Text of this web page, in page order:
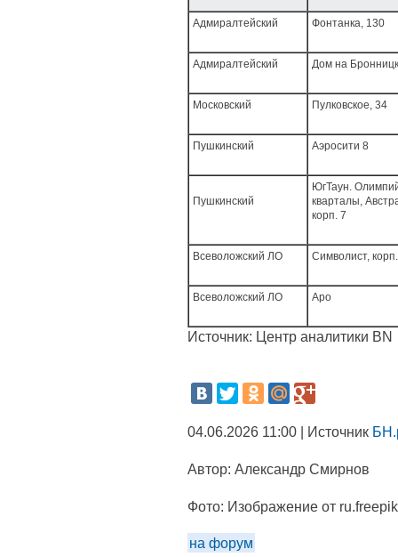
Адмиралтейский Фонтанка, 130
Адмиралтейский Дом на
Московский Пулковское, 34
Пушкинский Аэросити 8
Пушкинский
ЮгТаун.
кварталы,
корп. 7
Всеволожский ЛО Символист,
Всеволожский ЛО Аро
Источник: Центр аналитики BN
04.06.2026 11:00 | Источник
Автор: Александр Смирнов
Фото: Изображение от
на форум